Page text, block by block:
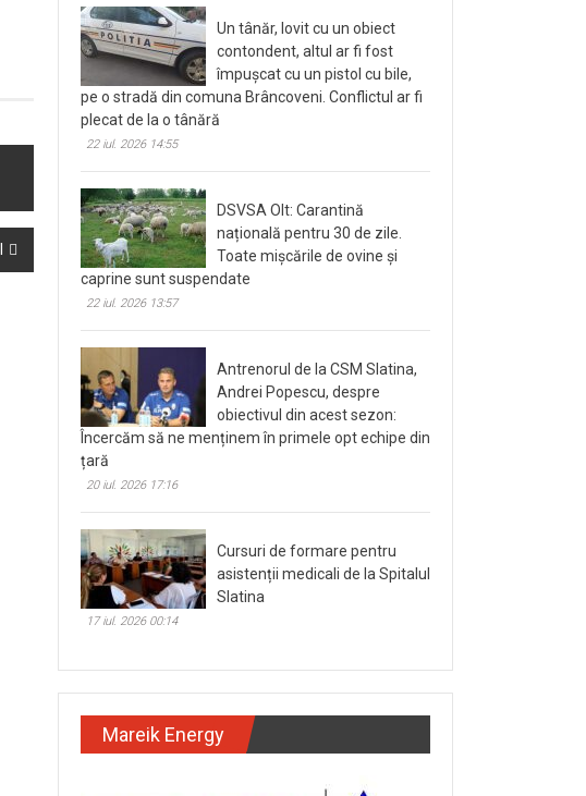
Un tânăr, lovit cu un obiect
contondent, altul ar fi fost
împușcat cu un pistol cu bile,
pe o stradă din comuna Brâncoveni. Conflictul ar fi
plecat de la o tânără
22 iul. 2026 14:55
DSVSA Olt: Carantină
națională pentru 30 de zile.
Toate mișcările de ovine și
caprine sunt suspendate
22 iul. 2026 13:57
Antrenorul de la CSM Slatina,
Andrei Popescu, despre
obiectivul din acest sezon:
Încercăm să ne menținem în primele opt echipe din
țară
20 iul. 2026 17:16
Cursuri de formare pentru
asistenții medicali de la Spitalul
Slatina
17 iul. 2026 00:14
Mareik Energy